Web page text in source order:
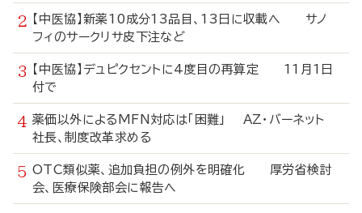
【中医協】新薬10成分13品目、13日に収載へ サノ
フィのサークリサ皮下注など
【中医協】デュピクセントに4度目の再算定 11月1日
付で
薬価以外によるMFN対応は「困難」 AZ・バーネット
社長、制度改革求める
OTC類似薬、追加負担の例外を明確化 厚労省検討
会、医療保険部会に報告へ